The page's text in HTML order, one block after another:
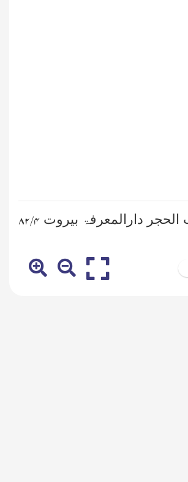
دارالمعرفۃ بیروت ۴/ ۸۲